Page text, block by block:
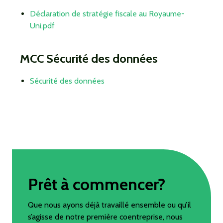
Déclaration de stratégie fiscale au Royaume-
Uni.pdf
MCC Sécurité des données
Sécurité des données
Prêt à commencer?
Que nous ayons déjà travaillé ensemble ou qu’il
s’agisse de notre première coentreprise, nous